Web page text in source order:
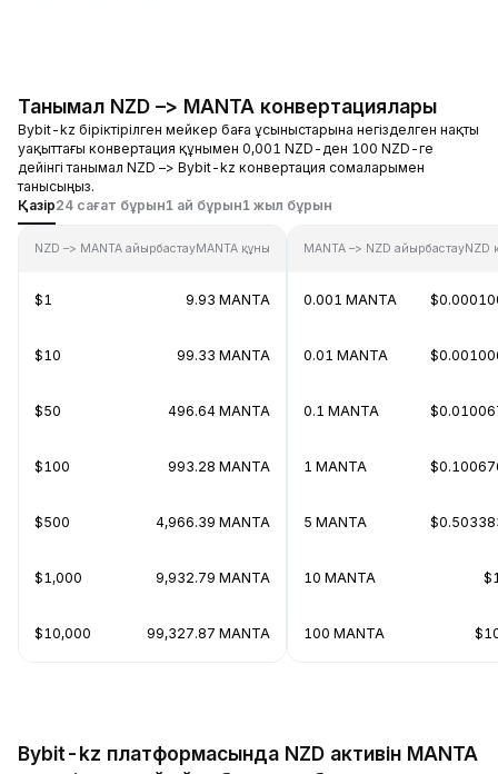
Танымал NZD –> MANTA конвертациялары
Bybit-kz біріктірілген мейкер баға ұсыныстарына негізделген нақты
уақыттағы конвертация құнымен 0,001 NZD-ден 100 NZD-ге
дейінгі танымал NZD –> Bybit-kz конвертация сомаларымен
танысыңыз.
Қазір24 сағат бұрын1 ай бұрын1 жыл бұрын
NZD –> MANTA айырбастауMANTA құны
$1 9.93 MANTA
$10 99.33 MANTA
$50 496.64 MANTA
$100 993.28 MANTA
$500 4,966.39 MANTA
$1,000 9,932.79 MANTA
$10,000 99,327.87 MANTA
MANTA –> NZD айырбастауNZD
0.001 MANTA
0.01 MANTA
0.1 MANTA
1 MANTA
5 MANTA
10 MANTA
100 MANTA
Bybit-kz платформасында NZD активін MANTA